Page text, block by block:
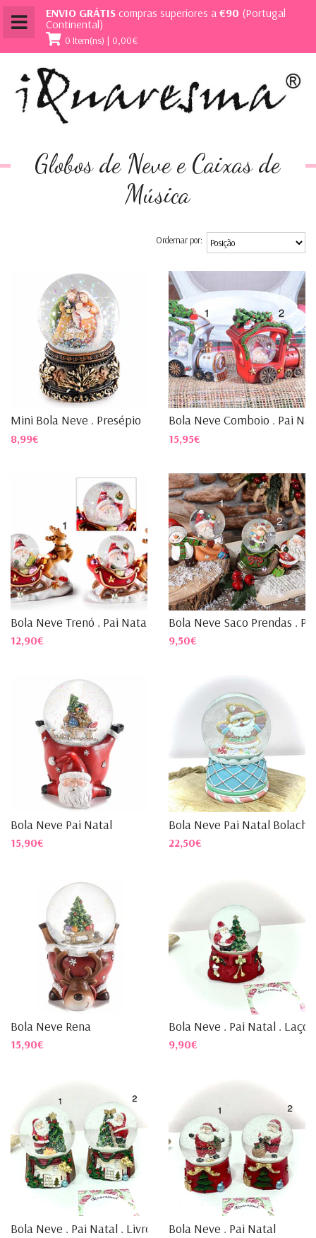
ENVIO GRÁTIS compras superiores a €90 (Portugal
Continental)
0 Item(ns) | 0,00€
Globos de Neve e Caixas de
Música
Ordernar por:
Mini Bola Neve . Presépio
8,99€
Bola Neve Comboio . Pai
15,95€
Bola Neve Trenó . Pai Natal
12,90€
Bola Neve Saco Prendas .
9,50€
Bola Neve Pai Natal
15,90€
Bola Neve Pai Natal
22,50€
Bola Neve Rena
15,90€
Bola Neve . Pai Natal . Laço
9,90€
Bola Neve . Pai Natal . Livro Bola Neve . Pai Natal